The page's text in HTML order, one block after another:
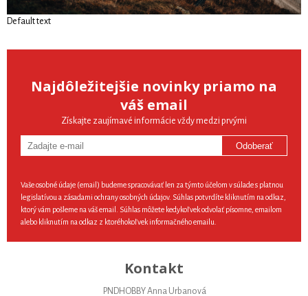
Default text
Najdôležitejšie novinky priamo na
váš email
Získajte zaujímavé informácie vždy medzi prvými
Odoberať
Vaše osobné údaje (email) budeme spracovávať len za týmto účelom v súlade s platnou
legislatívou a zásadami ochrany osobných údajov. Súhlas potvrdíte kliknutím na odkaz,
ktorý vám pošleme na váš email. Súhlas môžete kedykoľvek odvolať písomne, emailom
alebo kliknutím na odkaz z ktoréhokoľvek informačného emailu.
Kontakt
PNDHOBBY Anna Urbanová